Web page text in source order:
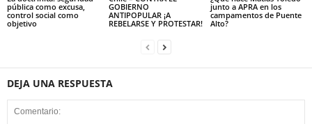
pública como excusa,
control social como
objetivo
GOBIERNO
ANTIPOPULAR ¡A
REBELARSE Y PROTESTAR!
junto a APRA en los
campamentos de Puente
Alto?
DEJA UNA RESPUESTA